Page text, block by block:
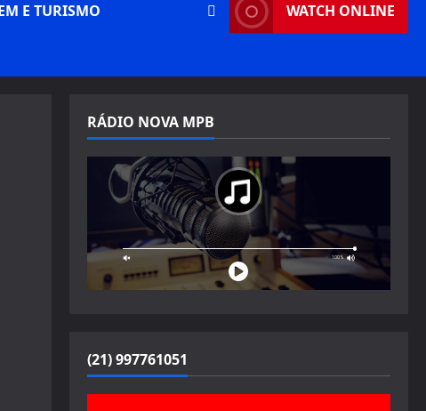
E TURISMO WATCH ONLINE
RÁDIO NOVA MPB
(21) 997761051